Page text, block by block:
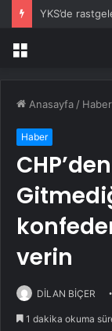
Menü
Anasayfa / Haber
Haber
verin
DİLAN BİÇER
1 dakika okuma